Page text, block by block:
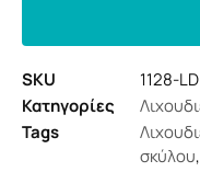
SKU
1128-LD
Κατηγορίες
Tags
σκύλου,